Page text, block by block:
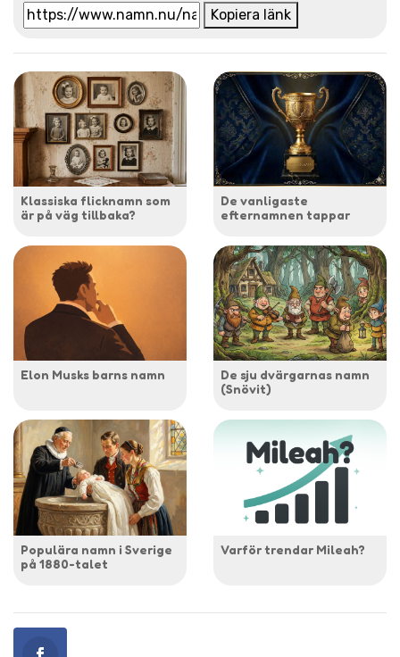
Kopiera länk
Klassiska flicknamn som
är på väg tillbaka?
De vanligaste
efternamnen tappar
Elon Musks barns namn
De sju dvärgarnas namn
(Snövit)
Populära namn i Sverige
på 1880-talet
Varför trendar Mileah?